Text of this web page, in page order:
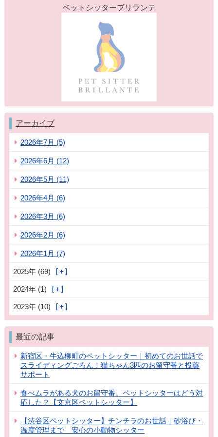
ペットシッターブリランテ
アーカイブ
2026年7月 (5)
2026年6月 (12)
2026年5月 (11)
2026年4月 (6)
2026年3月 (6)
2026年2月 (6)
2026年1月 (7)
2025年 (69)
2024年 (1)
2023年 (10)
最近の記事
新宿区・牛込柳町のペットシッター｜初めてのお世話で
スライディングごろん！猫ちゃん3匹のお留守番と投薬
サポート
食べムラがある犬のお留守番。ペットシッターはどう対
応した？【文京区ペットシッター】
【渋谷区ペットシッター】チンチラのお世話｜砂浴び・
温度管理まで 安心の小動物シッター